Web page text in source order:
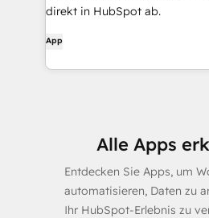
direkt in HubSpot ab.
App
Alle Apps
Entdecken Sie Apps, um
automatisieren, Daten zu
Ihr HubSpot-Erlebnis zu